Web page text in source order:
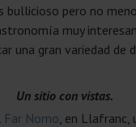
bullicioso pero no
muy
una gran variedad de
Un sitio con vistas.
Far Nomo , en